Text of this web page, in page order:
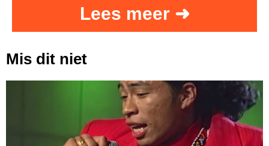
Lees meer ➜
Mis dit niet